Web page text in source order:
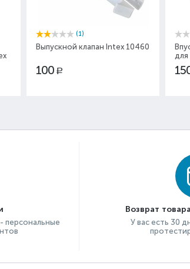
(1)
Выпускной клапан Intex 10460
100 Р
для
персональные
Возврат
У вас есть 30